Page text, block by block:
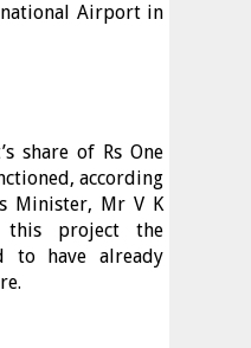
Airport in
share of Rs One
according
Minister, Mr V K
this project the
to have already